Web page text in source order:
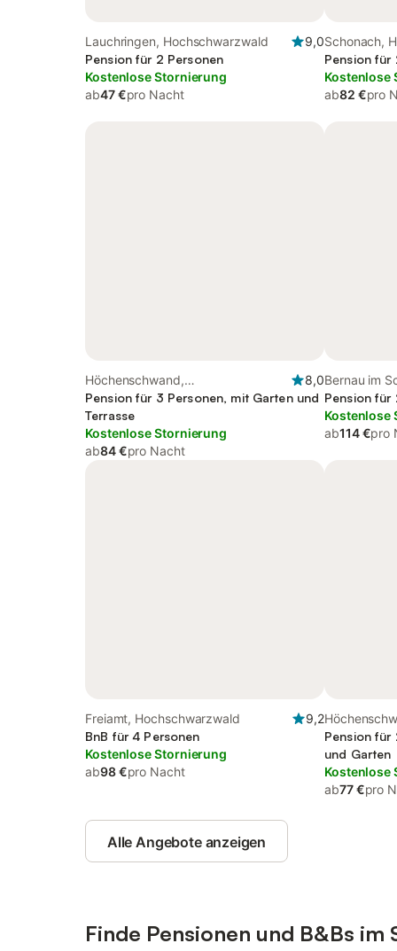
Lauchringen, Hochschwarzwald
9,0
Pension für 2 Personen
Kostenlose Stornierung
ab47 €pro Nacht
Schonach,
Pension für
Kostenlose
ab82 €pro
Höchenschwand,
Hochschwarzwald
8,0
Pension für 3 Personen, mit Garten und
Terrasse
Kostenlose Stornierung
ab84 €pro Nacht
Bernau im
Pension für
Kostenlose
ab114 €pro
Freiamt, Hochschwarzwald
9,2
BnB für 4 Personen
Kostenlose Stornierung
ab98 €pro Nacht
Pension für
und Garten
Kostenlose
ab77 €pro
Alle Angebote anzeigen
Finde Pensionen und B&Bs im